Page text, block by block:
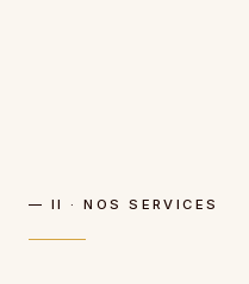
— II · NOS SERVICES